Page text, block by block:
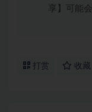
享】可能
打赏 收藏